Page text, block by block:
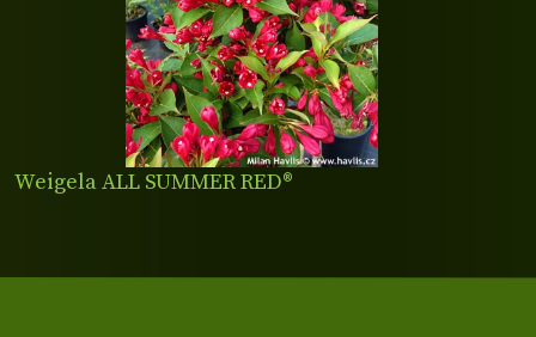
Weigela ALL SUMMER RED®